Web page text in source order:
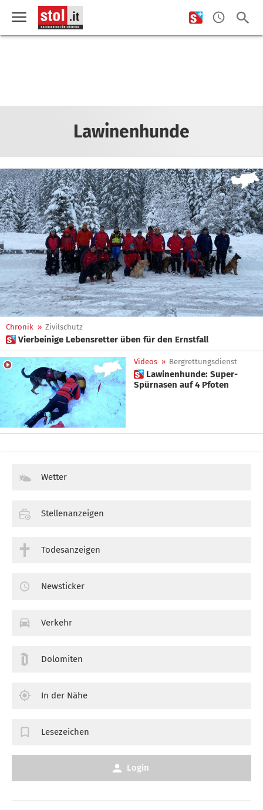
Lawinenhunde
Chronik » Zivilschutz
 Vierbeinige Lebensretter üben für den Ernstfall
Videos » Bergrettungsdienst
 Lawinenhunde: Super-
Spürnasen auf 4 Pfoten
Wetter
Stellenanzeigen
Todesanzeigen
Newsticker
Verkehr
Dolomiten
In der Nähe
Lesezeichen
Login